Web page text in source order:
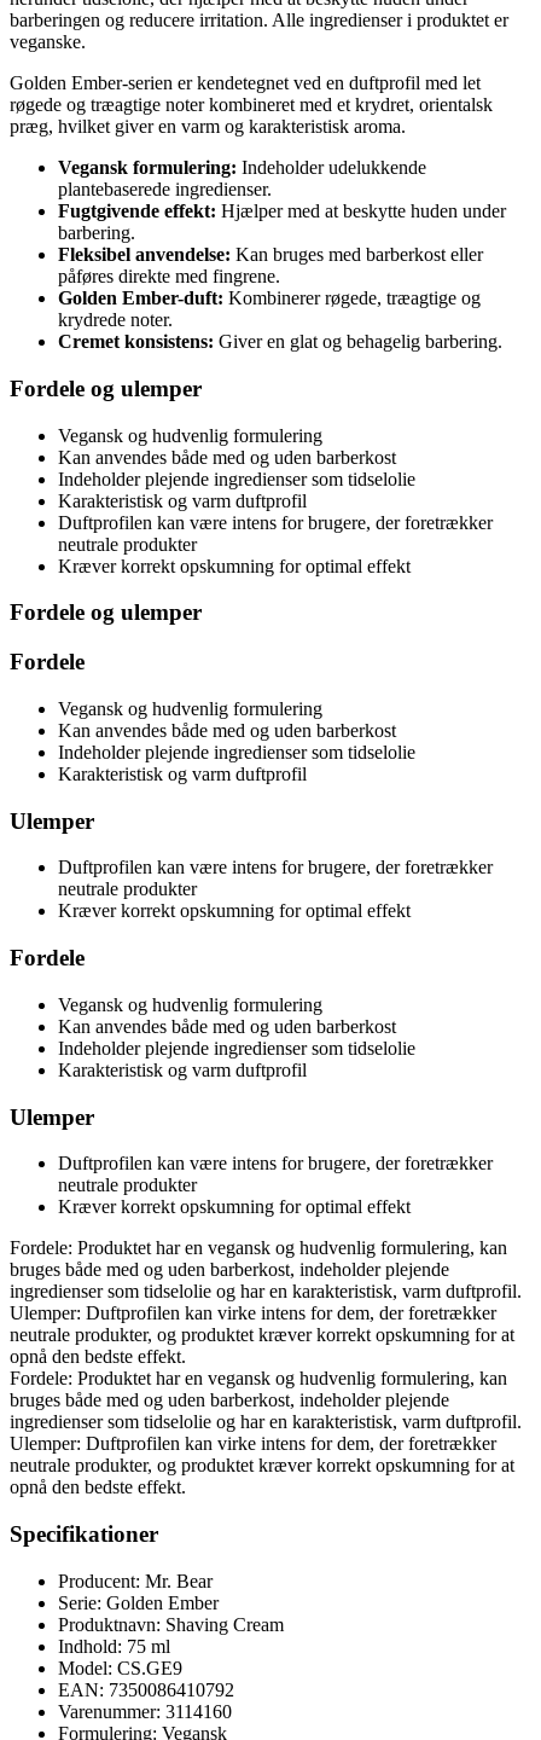
barberingen og reducere irritation. Alle ingredienser i produktet er
veganske.
Golden Ember-serien er kendetegnet ved en duftprofil med let
røgede og træagtige noter kombineret med et krydret, orientalsk
præg, hvilket giver en varm og karakteristisk aroma.
Vegansk formulering: Indeholder udelukkende
plantebaserede ingredienser.
Fugtgivende effekt: Hjælper med at beskytte huden under
barbering.
Fleksibel anvendelse: Kan bruges med barberkost eller
påføres direkte med fingrene.
Golden Ember-duft: Kombinerer røgede, træagtige og
krydrede noter.
Cremet konsistens: Giver en glat og behagelig barbering.
Fordele og ulemper
Vegansk og hudvenlig formulering
Kan anvendes både med og uden barberkost
Indeholder plejende ingredienser som tidselolie
Karakteristisk og varm duftprofil
Duftprofilen kan være intens for brugere, der foretrækker
neutrale produkter
Kræver korrekt opskumning for optimal effekt
Fordele og ulemper
Fordele
Vegansk og hudvenlig formulering
Kan anvendes både med og uden barberkost
Indeholder plejende ingredienser som tidselolie
Karakteristisk og varm duftprofil
Ulemper
Duftprofilen kan være intens for brugere, der foretrækker
neutrale produkter
Kræver korrekt opskumning for optimal effekt
Fordele
Vegansk og hudvenlig formulering
Kan anvendes både med og uden barberkost
Indeholder plejende ingredienser som tidselolie
Karakteristisk og varm duftprofil
Ulemper
Duftprofilen kan være intens for brugere, der foretrækker
neutrale produkter
Kræver korrekt opskumning for optimal effekt
Fordele: Produktet har en vegansk og hudvenlig formulering, kan
bruges både med og uden barberkost, indeholder plejende
ingredienser som tidselolie og har en karakteristisk, varm duftprofil.
Ulemper: Duftprofilen kan virke intens for dem, der foretrækker
neutrale produkter, og produktet kræver korrekt opskumning for at
opnå den bedste effekt.
Fordele: Produktet har en vegansk og hudvenlig formulering, kan
bruges både med og uden barberkost, indeholder plejende
ingredienser som tidselolie og har en karakteristisk, varm duftprofil.
Ulemper: Duftprofilen kan virke intens for dem, der foretrækker
neutrale produkter, og produktet kræver korrekt opskumning for at
opnå den bedste effekt.
Specifikationer
Producent: Mr. Bear
Serie: Golden Ember
Produktnavn: Shaving Cream
Indhold: 75 ml
Model: CS.GE9
EAN: 7350086410792
Varenummer: 3114160
Formulering: Vegansk